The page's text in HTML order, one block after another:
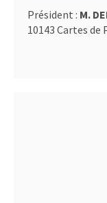
Président : M.
10143 Cartes de